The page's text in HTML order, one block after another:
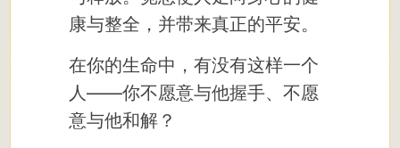
康与整全，并带来真正的平安。
在你的生命中，有没有这样一个
人——你不愿意与他握手、不愿
意与他和解？